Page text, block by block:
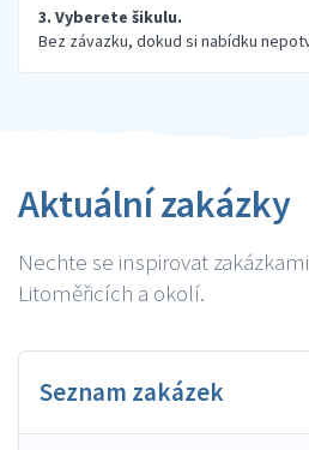
3. Vyberete šikulu.
Bez závazku, dokud si nabídku
Aktuální zakázky
Nechte se inspirovat
Litoměřicích a okolí.
Seznam zakázek